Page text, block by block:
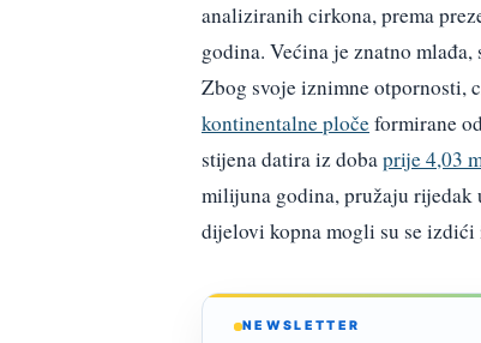
analiziranih cirkona, prema
godina. Većina je znatno
Zbog svoje iznimne otpornosti,
kontinentalne pločeformirane
stijena datira iz dobaprije 4,03
milijuna godina, pružaju rijedak
dijelovi kopna mogli su se
NEWSLETTER